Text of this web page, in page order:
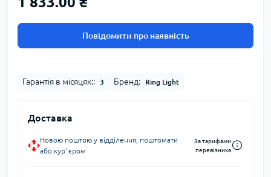
Повідомити про наявність
Гарантія в місяцях:: 3 Бренд: Ring Light
Доставка
Новою поштою у відділення, поштомати
або курʼєром
За тарифами
перевізника